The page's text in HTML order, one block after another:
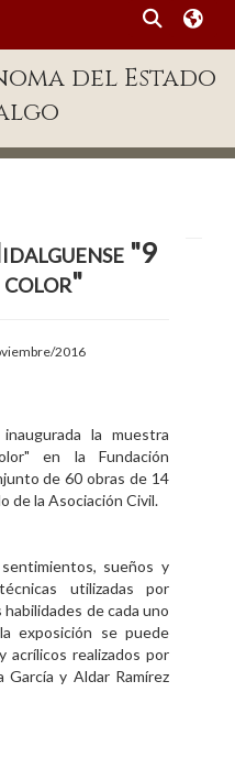
del Estado
"9
color"
2016
la muestra
en la Fundación
de 60 obras de 14
de la Asociación Civil.
sueños y
utilizadas por
de cada uno
exposición se puede
acrílicos realizados por
García y Aldar Ramírez